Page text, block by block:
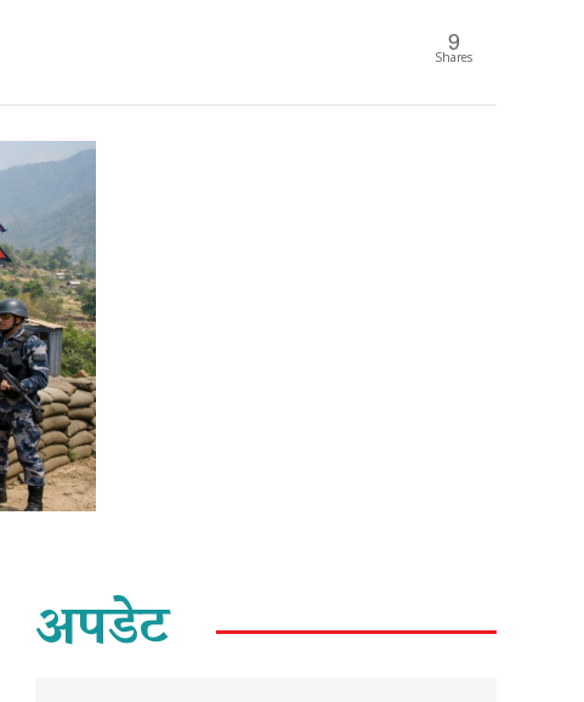
9
Shares
अपडेट